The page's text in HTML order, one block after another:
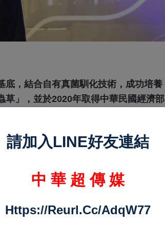
底，結合自有真菌馴化技術，成功培養
草」，並於2020年取得中華民國經濟部
醣體及SOD等活性營養素，不僅突破
領域的應用潛力。
視「癌症整合照護」概念，公司同步
供更安全與多元的選擇。
請加入LINE好友連結
中 華 超 傳 媒
Https://reurl.cc/adqW77